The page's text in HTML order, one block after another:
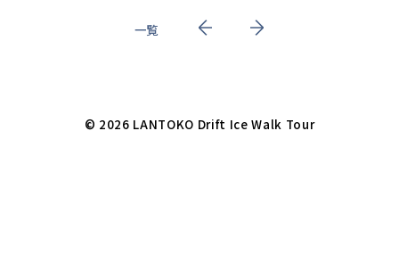
一覧
© 2026 LANTOKO Drift Ice Walk Tour